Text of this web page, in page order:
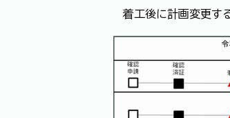
→着工後に計画変更す